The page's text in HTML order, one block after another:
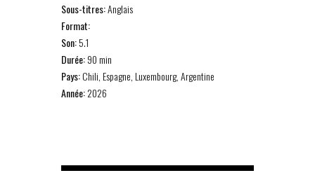
Sous-titres:Anglais
Format:
Son:5.1
Durée:90 min
Pays:Chili, Espagne, Luxembourg, Argentine
Année:2026